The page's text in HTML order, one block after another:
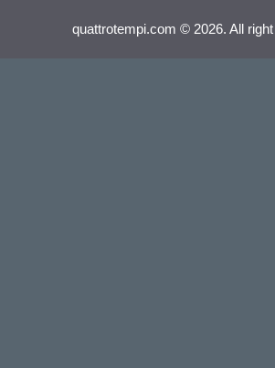
quattrotempi.com © 2026. All